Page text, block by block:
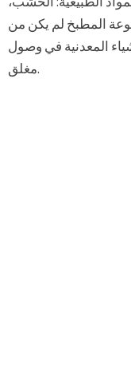
المطبخ لم يكن من
المعدنية في وصول
مغلق.